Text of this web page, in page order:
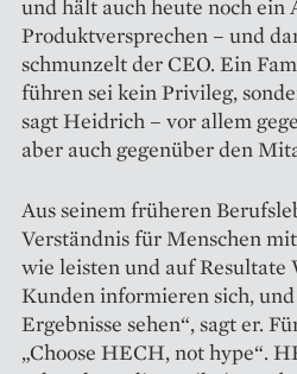
und hält auch heute noch ein
Produktversprechen – und
schmunzelt der CEO. Ein
führen sei kein Privileg,
sagt Heidrich – vor allem
aber auch gegenüber den
Aus seinem früheren
Verständnis für Menschen
wie leisten und auf Resultate
Kunden informieren sich,
Ergebnisse sehen“, sagt er.
„Choose HECH, not hype“.